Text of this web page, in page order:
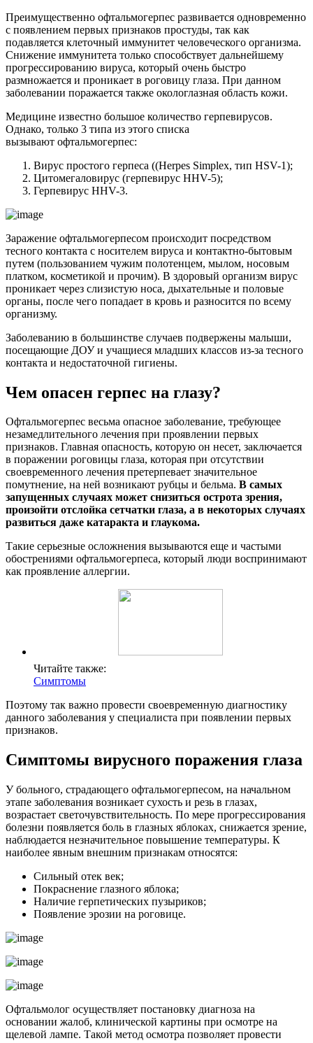
Преимущественно офтальмогерпес развивается одновременно
с появлением первых признаков простуды, так как
подавляется клеточный иммунитет человеческого организма.
Снижение иммунитета только способствует дальнейшему
прогрессированию вируса, который очень быстро
размножается и проникает в роговицу глаза. При данном
заболевании поражается также окологлазная область кожи.
Медицине известно большое количество герпевирусов.
Однако, только 3 типа из этого списка
вызывают офтальмогерпес:
Вирус простого герпеса ((Herpes Simplex, тип HSV-1);
Цитомегаловирус (герпевирус HHV-5);
Герпевирус HHV-3.
Заражение офтальмогерпесом происходит посредством
тесного контакта с носителем вируса и контактно-бытовым
путем (пользованием чужим полотенцем, мылом, носовым
платком, косметикой и прочим). В здоровый организм вирус
проникает через слизистую носа, дыхательные и половые
органы, после чего попадает в кровь и разносится по всему
организму.
Заболеванию в большинстве случаев подвержены малыши,
посещающие ДОУ и учащиеся младших классов из-за тесного
контакта и недостаточной гигиены.
Чем опасен герпес на глазу?
Офтальмогерпес весьма опасное заболевание, требующее
незамедлительного лечения при проявлении первых
признаков. Главная опасность, которую он несет, заключается
в поражении роговицы глаза, которая при отсутствии
своевременного лечения претерпевает значительное
помутнение, на ней возникают рубцы и бельма. В самых
запущенных случаях может снизиться острота зрения,
произойти отслойка сетчатки глаза, а в некоторых случаях
развиться даже катаракта и глаукома.
Такие серьезные осложнения вызываются еще и частыми
обострениями офтальмогерпеса, который люди воспринимают
как проявление аллергии.
Читайте также:
Симптомы
Поэтому так важно провести своевременную диагностику
данного заболевания у специалиста при появлении первых
признаков.
Симптомы вирусного поражения глаза
У больного, страдающего офтальмогерпесом, на начальном
этапе заболевания возникает сухость и резь в глазах,
возрастает светочувствительность. По мере прогрессирования
болезни появляется боль в глазных яблоках, снижается зрение,
наблюдается незначительное повышение температуры. К
наиболее явным внешним признакам относятся:
Сильный отек век;
Покраснение глазного яблока;
Наличие герпетических пузыриков;
Появление эрозии на роговице.
Офтальмолог осуществляет постановку диагноза на
основании жалоб, клинической картины при осмотре на
щелевой лампе. Такой метод осмотра позволяет провести